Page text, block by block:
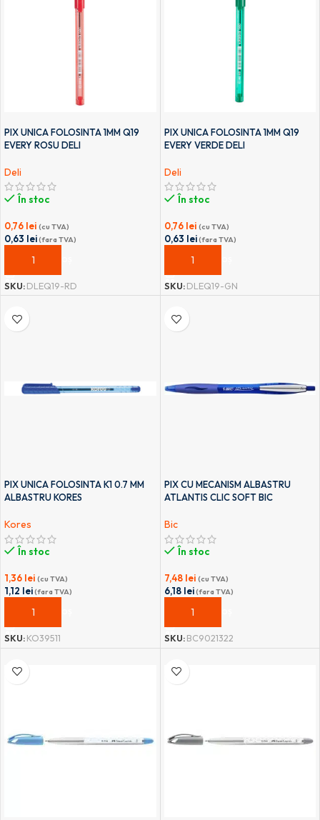
PIX UNICA FOLOSINTA 1MM Q19
EVERY ROSU DELI
Deli
În stoc
0,76 lei (cu TVA)
0,63 lei(fara TVA)
ADAUGĂ ÎN COȘ
SKU:DLEQ19-RD
PIX UNICA FOLOSINTA 1MM Q19
EVERY VERDE DELI
Deli
În stoc
0,76 lei (cu TVA)
0,63 lei(fara TVA)
ADAUGĂ ÎN COȘ
SKU:DLEQ19-GN
PIX UNICA FOLOSINTA K1 0.7 MM
ALBASTRU KORES
Kores
În stoc
1,36 lei (cu TVA)
1,12 lei(fara TVA)
ADAUGĂ ÎN COȘ
SKU:KO39511
PIX CU MECANISM ALBASTRU
ATLANTIS CLIC SOFT BIC
Bic
În stoc
7,48 lei (cu TVA)
6,18 lei(fara TVA)
ADAUGĂ ÎN COȘ
SKU:BC9021322